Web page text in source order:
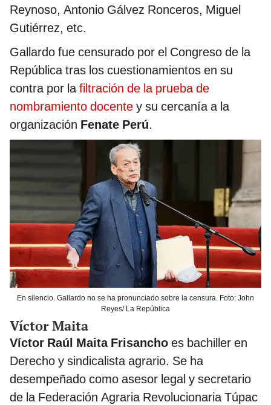
Reynoso, Antonio Gálvez Ronceros, Miguel
Gutiérrez, etc.
Gallardo fue censurado por el Congreso de la
República tras los cuestionamientos en su
contra por lafiltración de la prueba de
nombramiento docente y su cercanía a la
organización Fenate Perú.
En silencio. Gallardo no se ha pronunciado sobre la censura. Foto: John
Reyes/ La República
Víctor Maita
Víctor Raúl Maita Frisancho es bachiller en
Derecho y sindicalista agrario. Se ha
desempeñado como asesor legal y secretario
de la Federación Agraria Revolucionaria Túpac